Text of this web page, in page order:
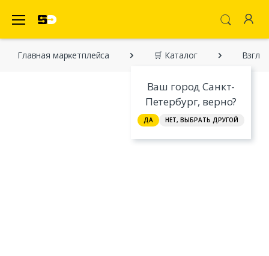
Ваш город Санкт-
Петербург, верно?
ДА НЕТ, ВЫБРАТЬ ДРУГОЙ
Главная марĸетплейса 🛒 Каталог